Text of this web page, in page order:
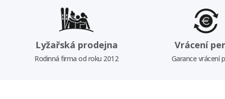
Lyžařská prodejna
Rodinná firma od roku 2012
Vrácení
Garance vrácení